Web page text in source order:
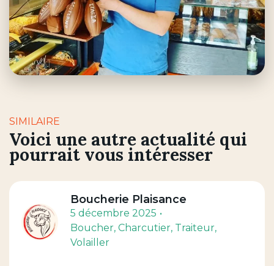
SIMILAIRE
Voici une autre actualité qui
pourrait vous intéresser
Boucherie Plaisance
5 décembre 2025
Boucher, Charcutier, Traiteur,
Volailler